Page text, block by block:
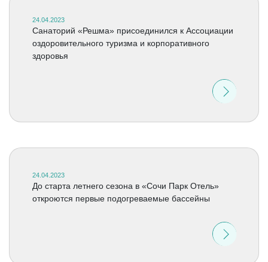
24.04.2023
Санаторий «Решма» присоединился к Ассоциации
оздоровительного туризма и корпоративного
здоровья
24.04.2023
До старта летнего сезона в «Сочи Парк Отель»
откроются первые подогреваемые бассейны